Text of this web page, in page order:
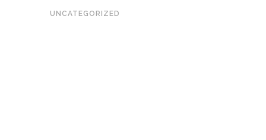
UNCATEGORIZED